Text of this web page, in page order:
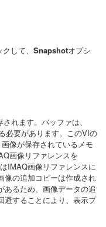
して、 Snapshotオプシ
れます。バッファは、
必要があります。このVIの
像が保存されているメモ
画像リファレンスを
IMAQ画像リファレンスに
像の追加コピーは作成され
あるため、画像データの追
避することにより、表示プ